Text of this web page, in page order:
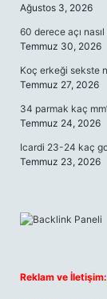
Ağustos 3, 2026
60 derece açı
Temmuz 30, 2026
Koç erkeği sekste
Temmuz 27, 2026
34 parmak kaç
Temmuz 24, 2026
Icardi 23-24 kaç
Temmuz 23, 2026
Reklam ve İletişim: